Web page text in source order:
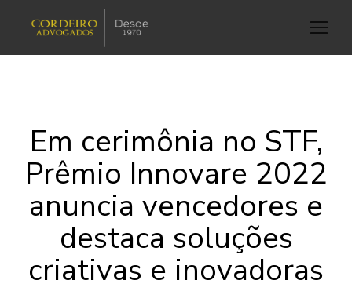
Em cerimônia no STF,
Prêmio Innovare 2022
anuncia vencedores e
destaca soluções
criativas e inovadoras